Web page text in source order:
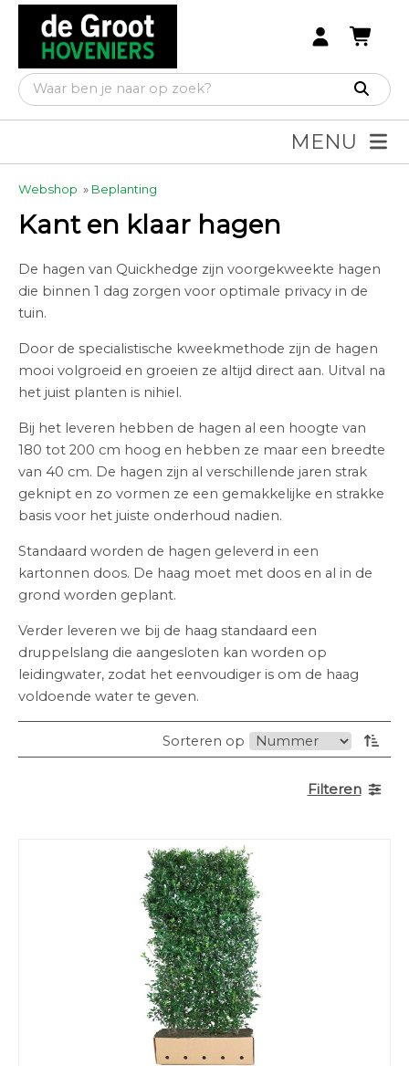
MENU
Webshop » Beplanting
Kant en klaar hagen
De hagen van Quickhedge zijn voorgekweekte hagen
die binnen 1 dag zorgen voor optimale privacy in de
tuin.
Door de specialistische kweekmethode zijn de hagen
mooi volgroeid en groeien ze altijd direct aan. Uitval na
het juist planten is nihiel.
Bij het leveren hebben de hagen al een hoogte van
180 tot 200 cm hoog en hebben ze maar een breedte
van 40 cm. De hagen zijn al verschillende jaren strak
geknipt en zo vormen ze een gemakkelijke en strakke
basis voor het juiste onderhoud nadien.
Standaard worden de hagen geleverd in een
kartonnen doos. De haag moet met doos en al in de
grond worden geplant.
Verder leveren we bij de haag standaard een
druppelslang die aangesloten kan worden op
leidingwater, zodat het eenvoudiger is om de haag
voldoende water te geven.
Sorteren op
Filteren